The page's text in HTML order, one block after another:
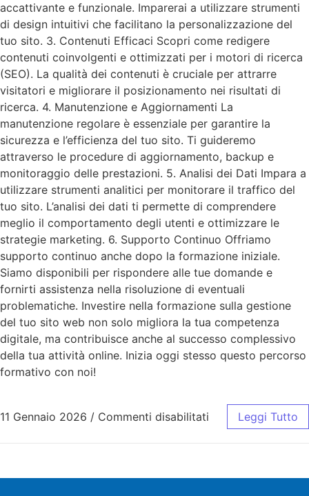
accattivante e funzionale. Imparerai a utilizzare strumenti
di design intuitivi che facilitano la personalizzazione del
tuo sito. 3. Contenuti Efficaci Scopri come redigere
contenuti coinvolgenti e ottimizzati per i motori di ricerca
(SEO). La qualità dei contenuti è cruciale per attrarre
visitatori e migliorare il posizionamento nei risultati di
ricerca. 4. Manutenzione e Aggiornamenti La
manutenzione regolare è essenziale per garantire la
sicurezza e l’efficienza del tuo sito. Ti guideremo
attraverso le procedure di aggiornamento, backup e
monitoraggio delle prestazioni. 5. Analisi dei Dati Impara a
utilizzare strumenti analitici per monitorare il traffico del
tuo sito. L’analisi dei dati ti permette di comprendere
meglio il comportamento degli utenti e ottimizzare le
strategie marketing. 6. Supporto Continuo Offriamo
supporto continuo anche dopo la formazione iniziale.
Siamo disponibili per rispondere alle tue domande e
fornirti assistenza nella risoluzione di eventuali
problematiche. Investire nella formazione sulla gestione
del tuo sito web non solo migliora la tua competenza
digitale, ma contribuisce anche al successo complessivo
della tua attività online. Inizia oggi stesso questo percorso
formativo con noi!
11 Gennaio 2026 / Commenti disabilitati Leggi Tutto